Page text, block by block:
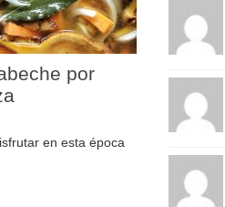
por
en esta época